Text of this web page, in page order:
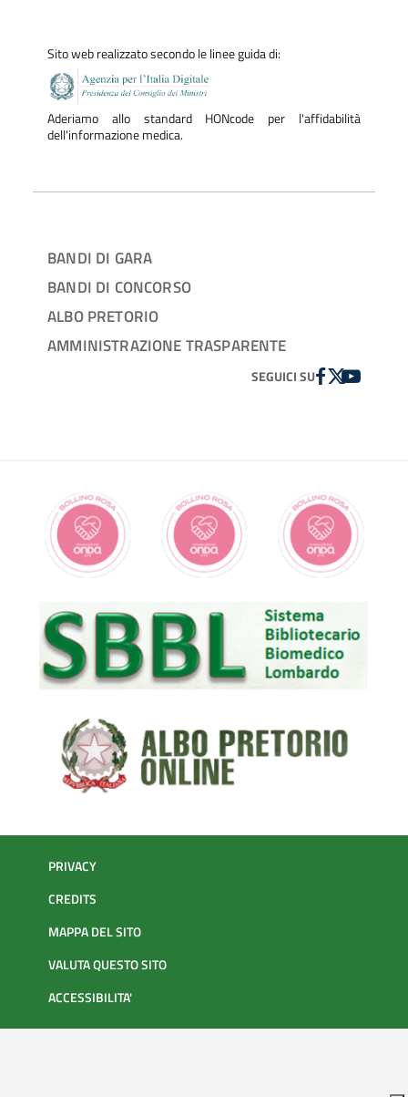
Sito web realizzato secondo le linee guida di:
Aderiamo allo standard HONcode per l'affidabilità
dell'informazione medica.
BANDI DI GARA
BANDI DI CONCORSO
ALBO PRETORIO
AMMINISTRAZIONE TRASPARENTE
SEGUICI SUFACEBOOK
TWITTER
YOUTUBE
PRIVACY
CREDITS
MAPPA DEL SITO
VALUTA QUESTO SITO
ACCESSIBILITA'